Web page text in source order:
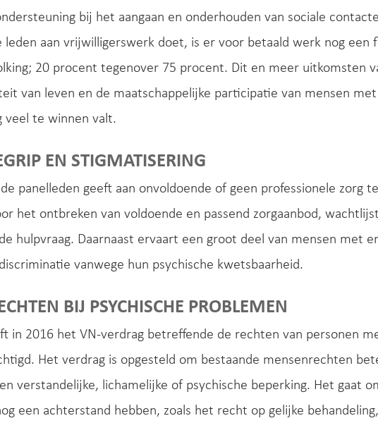
bij het aangaan en onderhouden van sociale
leden aan vrijwilligerswerk doet, is er voor betaald werk nog een
20 procent tegenover 75 procent. Dit en meer uitkomsten
van leven en de maatschappelijke participatie van mensen
veel te winnen valt.
EN STIGMATISERING
panelleden geeft aan onvoldoende of geen professionele zorg
het ontbreken van voldoende en passend zorgaanbod,
hulpvraag. Daarnaast ervaart een groot deel van mensen met
vanwege hun psychische kwetsbaarheid.
BIJ PSYCHISCHE PROBLEMEN
in 2016 het VN-verdrag betreffende de rechten van personen
Het verdrag is opgesteld om bestaande mensenrechten
verstandelijke, lichamelijke of psychische beperking. Het gaat
een achterstand hebben, zoals het recht op gelijke